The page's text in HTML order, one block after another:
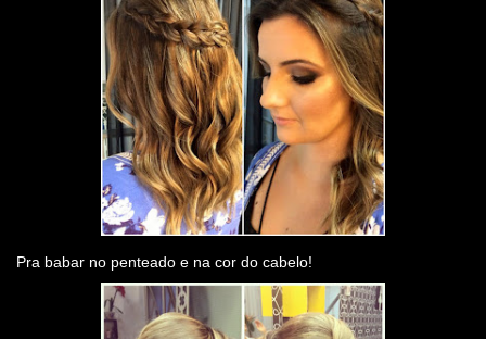
Pra babar no penteado e na cor do cabelo!